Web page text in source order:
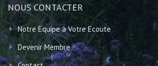
NOUS CONTACTER
Notre Equipe à Votre Ecoute
Devenir Membre